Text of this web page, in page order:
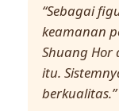
“Sebagai
keamanan
Shuang Hor
itu.
berkualitas.”